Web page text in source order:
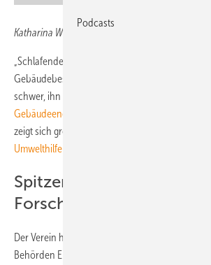
Katharina Wolf
„Schlafender Riese“ - so wird das
Gebäudebestand steckt, oft genannt. Allerdings
schwer, ihn zu wecken. Nicht nur, dass seit 2016
Gebäudeenergiegesetz
zeigt sich großer Nachholbedarf, wie ein
Umwelthilfe
Spitzenplatz für das
Forschungsministerium
Der Verein hat von insgesamt 26 Ministerien
Behörden Energieausweise angefordert und
Podcasts